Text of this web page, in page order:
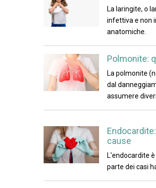
La laringite, o
infettiva e non
anatomiche.
Polmonite:
La polmonite
dal
assumere
cause
L'endocardite
parte dei casi